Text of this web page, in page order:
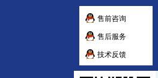
售前咨询
售后服务
技术反馈